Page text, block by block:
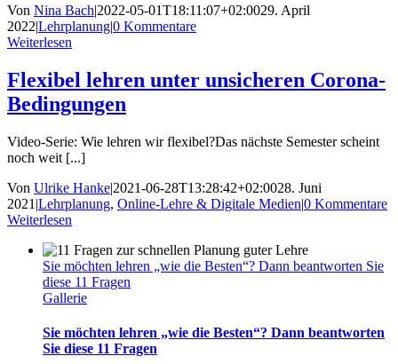
Von Nina Bach|2022-05-01T18:11:07+02:0029. April
2022|Lehrplanung|0 Kommentare
Weiterlesen
Flexibel lehren unter unsicheren Corona-
Bedingungen
Video-Serie: Wie lehren wir flexibel?Das nächste Semester scheint
noch weit [...]
Von Ulrike Hanke|2021-06-28T13:28:42+02:0028. Juni
2021 |Lehrplanung, Online-Lehre & Digitale Medien|0 Kommentare
Weiterlesen
Sie möchten lehren „wie die Besten“? Dann beantworten Sie
diese 11 Fragen
Gallerie
Sie möchten lehren „wie die Besten“? Dann beantworten
Sie diese 11 Fragen